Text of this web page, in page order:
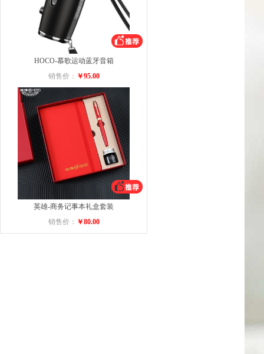
HOCO-慕歌运动蓝牙音箱
销售价： ￥95.00
英雄-商务记事本礼盒套装
销售价： ￥80.00